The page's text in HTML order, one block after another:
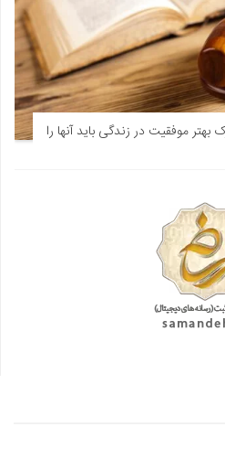
بهتر موفقیت در زندگی باید آنها را